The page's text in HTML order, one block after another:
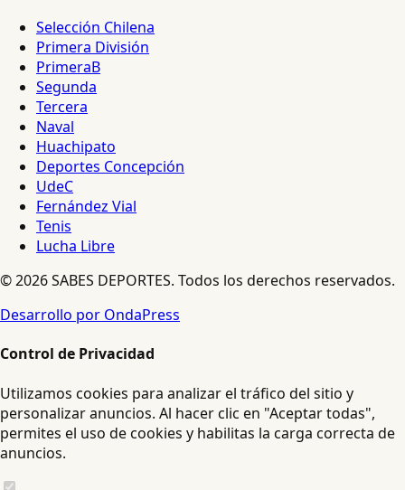
Selección Chilena
Primera División
PrimeraB
Segunda
Tercera
Naval
Huachipato
Deportes Concepción
UdeC
Fernández Vial
Tenis
Lucha Libre
© 2026 SABES DEPORTES. Todos los derechos reservados.
Desarrollo por OndaPress
Control de Privacidad
Utilizamos cookies para analizar el tráfico del sitio y
personalizar anuncios. Al hacer clic en "Aceptar todas",
permites el uso de cookies y habilitas la carga correcta de
anuncios.